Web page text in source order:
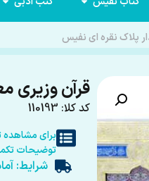
پلاک نقره ای نفیس
قرآن وزیری
کد کلا: 110193
برای
توضیحات
شرایط: